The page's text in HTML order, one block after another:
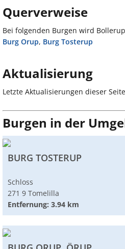
Querverweise
Bei folgenden Burgen wird
Burg Orup, Burg Tosterup
Aktualisierung
Letzte Aktualisierungen dieser
Burgen in der
BURG TOSTERUP
Schloss
271 9 Tomelilla
Entfernung: 3.94 km